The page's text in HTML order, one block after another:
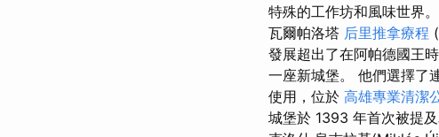
特殊的工作坊和風味世界。
瓦爾帕洛塔 后里推拿療程
發展超出了在阿帕德國王
一座新城堡。 他們選擇了
使用，位於 高雄專業清潔
城堡於 1393 年首次被提